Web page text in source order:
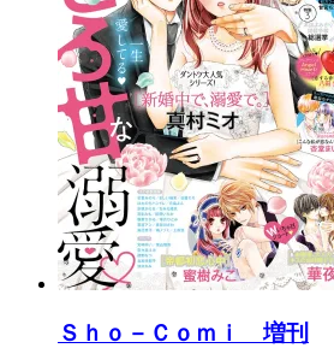
Ｓｈｏ－Ｃｏｍｉ 増刊